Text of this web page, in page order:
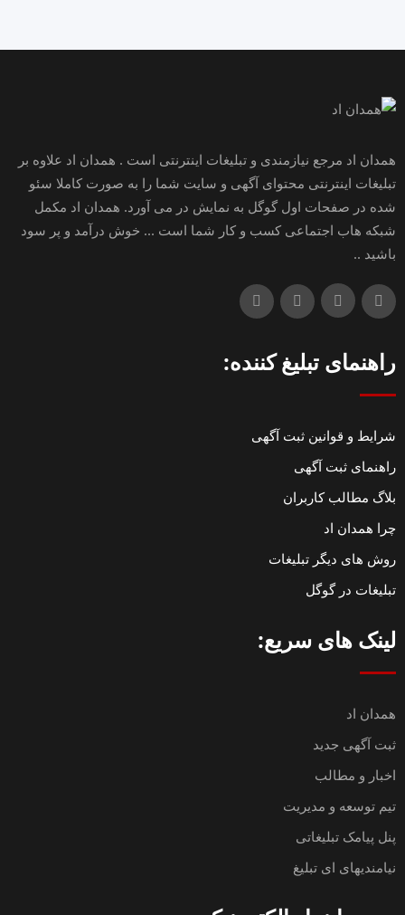
همدان اد مرجع نیازمندی و تبلیغات اینترنتی است . همدان اد علاوه بر
تبلیغات اینترنتی محتوای آگهی و سایت شما را به صورت کاملا سئو
شده در صفحات اول گوگل به نمایش در می آورد. همدان اد مکمل
شبکه هاب اجتماعی کسب و کار شما است ... خوش درآمد و پر سود
باشید ..
راهنمای تبلیغ کننده:
شرایط و قوانین ثبت آگهی
راهنمای ثبت آگهی
بلاگ مطالب کاربران
چرا همدان اد
روش های دیگر تبلیغات
تبلیغات در گوگل
لینک های سریع:
همدان اد
ثبت آگهی جدید
اخبار و مطالب
تیم توسعه و مدیریت
پنل پیامک تبلیغاتی
نیامندیهای ای تبلیغ